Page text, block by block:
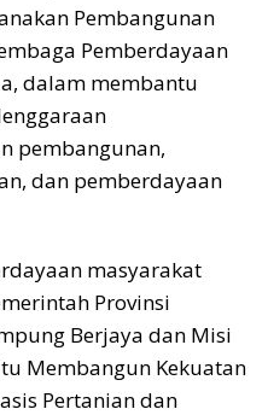
Pembangunan
Pemberdayaan
dalam membantu
pembangunan,
dan pemberdayaan
masyarakat
Provinsi
Berjaya dan Misi
Membangun Kekuatan
Pertanian dan